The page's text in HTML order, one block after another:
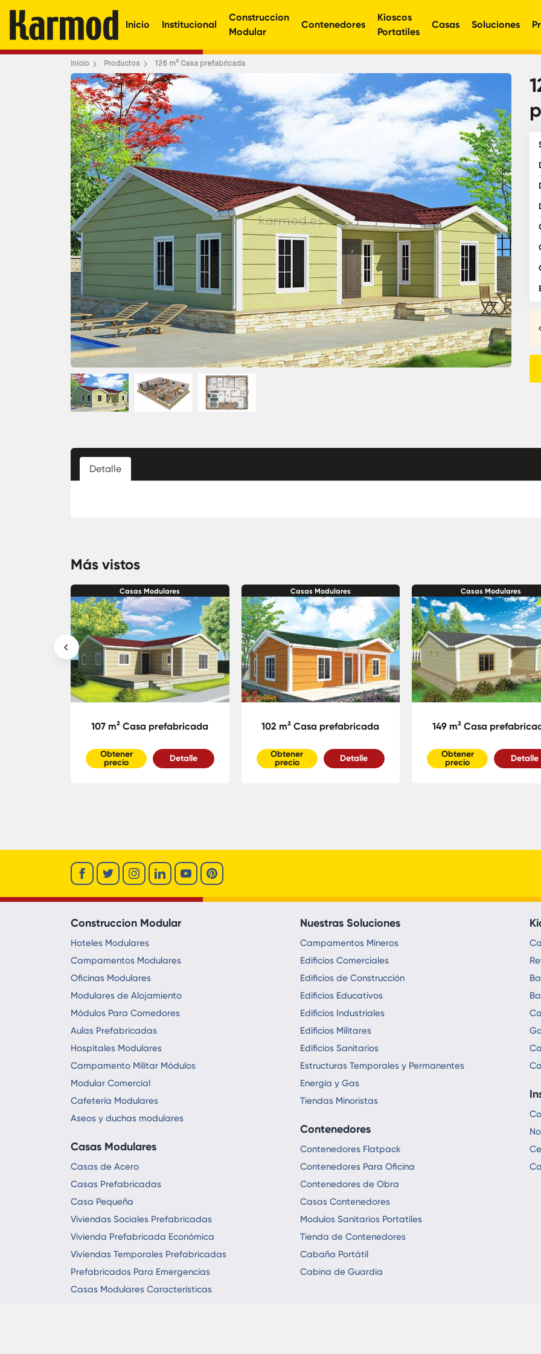
Inicio Institucional
Construccion
Modular
Contenedores
Kioscos
Portatiles
Casas Soluciones
Inicio Productos 126 m² Casa prefabricada
Detalle
Más vistos
Casas Modulares
107 m² Casa prefabricada
Obtener
precio
Detalle
Casas Modulares
102 m² Casa prefabricada
Obtener
precio
Detalle
Casas Modulares
149 m² Casa
Obtener
precio
Detalle
Construccion Modular
Hoteles Modulares
Campamentos Modulares
Oficinas Modulares
Modulares de Alojamiento
Módulos Para Comedores
Aulas Prefabricadas
Hospitales Modulares
Campamento Militar Módulos
Modular Comercial
Cafetería Modulares
Aseos y duchas modulares
Casas Modulares
Casas de Acero
Casas Prefabricadas
Casa Pequeña
Viviendas Sociales Prefabricadas
Vivienda Prefabricada Económica
Viviendas Temporales Prefabricadas
Prefabricados Para Emergencias
Casas Modulares Características
Nuestras Soluciones
Campamentos Mineros
Edificios Comerciales
Edificios de Construcción
Edificios Educativos
Edificios Industriales
Edificios Militares
Edificios Sanitarios
Estructuras Temporales y Permanentes
Energía y Gas
Tiendas Minoristas
Contenedores
Contenedores Flatpack
Contenedores Para Oficina
Contenedores de Obra
Casas Contenedores
Modulos Sanitarios Portatiles
Tienda de Contenedores
Cabaña Portátil
Cabina de Guardia